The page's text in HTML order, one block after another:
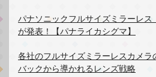
パナソニックフルサイズミラーレス
が発表！【パナライカシグマ】
各社のフルサイズミラーレスカメラ
バックから導かれるレンズ戦略